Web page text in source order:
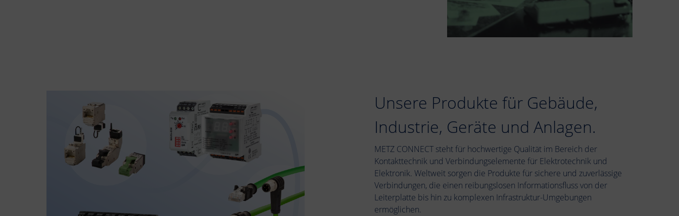
Unsere Produkte für Gebäude,
Industrie, Geräte und Anlagen.
METZ CONNECT steht für hochwertige Qualität im Bereich der
Kontakttechnik und Verbindungselemente für Elektrotechnik und
Elektronik. Weltweit sorgen die Produkte für sichere und zuverlässige
Verbindungen, die einen reibungslosen Informationsfluss von der
Leiterplatte bis hin zu komplexen Infrastruktur-Umgebungen
ermöglichen.